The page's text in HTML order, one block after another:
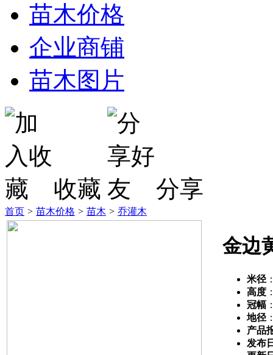
苗木价格
企业商铺
苗木图片
收藏 分享
首页 > 苗木价格 > 苗木 > 乔灌木
金边
米径
高度
冠幅
地径
产品
发布